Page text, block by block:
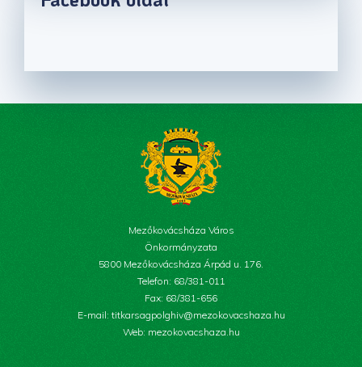
Mezőkovácsháza Város
Önkormányzata
5800 Mezőkovácsháza Árpád u. 176.
Telefon: 68/381-011
Fax: 68/381-656
E-mail: titkarsagpolghiv@mezokovacshaza.hu
Web: mezokovacshaza.hu